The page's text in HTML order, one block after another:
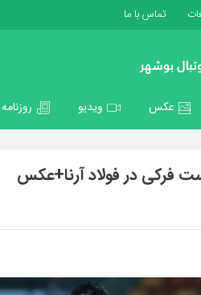
تماس با ما
عکس ویدیو روزنامه
فرکی در فولاد آرنا+عکس